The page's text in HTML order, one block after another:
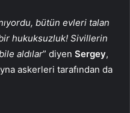
bütün evleri talan
hukuksuzluk! Sivillerin
aldılar” diyen Sergey,
askerleri tarafından da